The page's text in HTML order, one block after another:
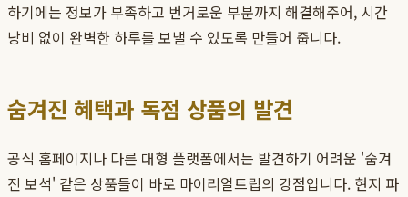
하기에는 정보가 부족하고 번거로운 부분까지 해결해주어, 시간
낭비 없이 완벽한 하루를 보낼 수 있도록 만들어 줍니다.
숨겨진 혜택과 독점 상품의 발견
공식 홈페이지나 다른 대형 플랫폼에서는 발견하기 어려운 '숨겨
진 보석' 같은 상품들이 바로 마이리얼트립의 강점입니다. 현지 파